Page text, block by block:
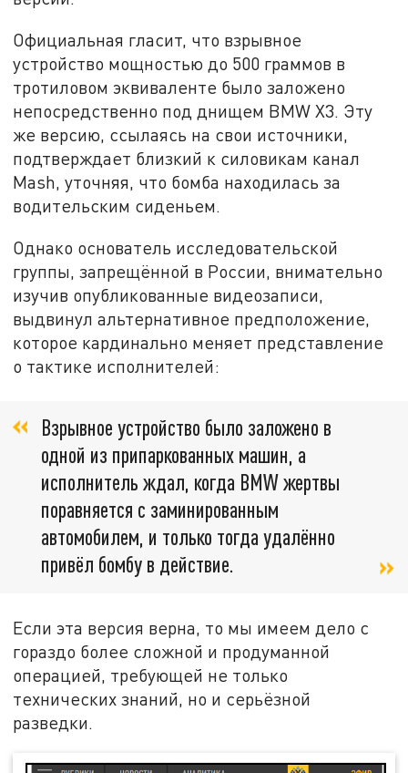
Официальная гласит, что взрывное
устройство мощностью до 500 граммов в
тротиловом эквиваленте было заложено
непосредственно под днищем BMW X3. Эту
же версию, ссылаясь на свои источники,
подтверждает близкий к силовикам канал
Mash, уточняя, что бомба находилась за
водительским сиденьем.
Однако основатель исследовательской
группы, запрещённой в России, внимательно
изучив опубликованные видеозаписи,
выдвинул альтернативное предположение,
которое кардинально меняет представление
о тактике исполнителей:
Взрывное устройство было заложено в
одной из припаркованных машин, а
исполнитель ждал, когда BMW жертвы
поравняется с заминированным
автомобилем, и только тогда удалённо
привёл бомбу в действие.
Если эта версия верна, то мы имеем дело с
гораздо более сложной и продуманной
операцией, требующей не только
технических знаний, но и серьёзной
разведки.